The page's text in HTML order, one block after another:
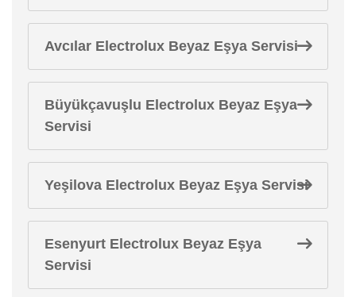
Avcılar Electrolux Beyaz Eşya Servisi
Büyükçavuşlu Electrolux Beyaz Eşya
Servisi
Yeşilova Electrolux Beyaz Eşya Servisi
Esenyurt Electrolux Beyaz Eşya
Servisi